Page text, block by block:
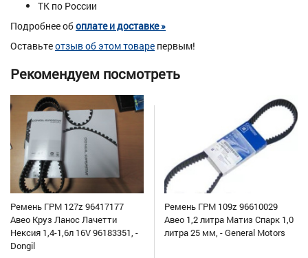
ТК по России
Подробнее обоплате и доставке »
Оставьтеотзыв об этом товаре первым!
Рекомендуем посмотреть
Ремень ГРМ 127z 96417177
Авео Круз Ланос Лачетти
Нексия 1,4-1,6л 16V 96183351, -
Dongil
Ремень ГРМ 109z 96610029
Авео 1,2 литра Матиз Спарк 1,0
литра 25 мм, - General Motors